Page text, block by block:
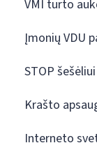
VMI turto
Įmonių VDU
STOP šešėliui
Krašto
Interneto